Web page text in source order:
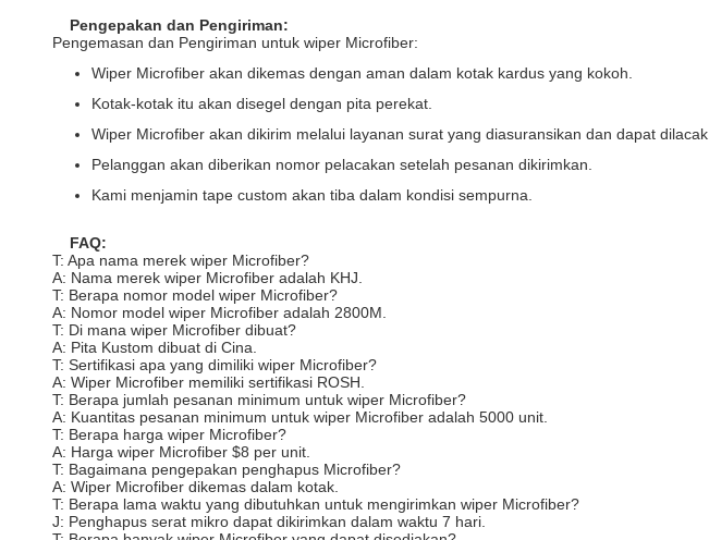
Pengepakan dan Pengiriman:
Pengemasan dan Pengiriman untuk wiper Microfiber:
Wiper Microfiber akan dikemas dengan aman dalam kotak kardus yang kokoh.
Kotak-kotak itu akan disegel dengan pita perekat.
Wiper Microfiber akan dikirim melalui layanan surat yang diasuransikan dan dapat dilacak.
Pelanggan akan diberikan nomor pelacakan setelah pesanan dikirimkan.
Kami menjamin tape custom akan tiba dalam kondisi sempurna.
FAQ:
T: Apa nama merek wiper Microfiber?
A: Nama merek wiper Microfiber adalah KHJ.
T: Berapa nomor model wiper Microfiber?
A: Nomor model wiper Microfiber adalah 2800M.
T: Di mana wiper Microfiber dibuat?
A: Pita Kustom dibuat di Cina.
T: Sertifikasi apa yang dimiliki wiper Microfiber?
A: Wiper Microfiber memiliki sertifikasi ROSH.
T: Berapa jumlah pesanan minimum untuk wiper Microfiber?
A: Kuantitas pesanan minimum untuk wiper Microfiber adalah 5000 unit.
T: Berapa harga wiper Microfiber?
A: Harga wiper Microfiber $8 per unit.
T: Bagaimana pengepakan penghapus Microfiber?
A: Wiper Microfiber dikemas dalam kotak.
T: Berapa lama waktu yang dibutuhkan untuk mengirimkan wiper Microfiber?
J: Penghapus serat mikro dapat dikirimkan dalam waktu 7 hari.